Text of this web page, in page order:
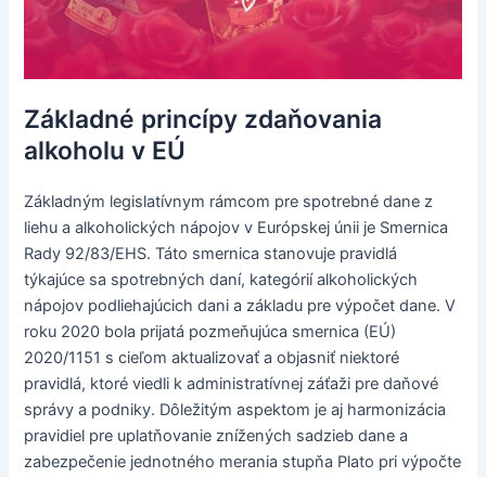
Základné princípy zdaňovania
alkoholu v EÚ
Základným legislatívnym rámcom pre spotrebné dane z
liehu a alkoholických nápojov v Európskej únii je Smernica
Rady 92/83/EHS. Táto smernica stanovuje pravidlá
týkajúce sa spotrebných daní, kategórií alkoholických
nápojov podliehajúcich dani a základu pre výpočet dane. V
roku 2020 bola prijatá pozmeňujúca smernica (EÚ)
2020/1151 s cieľom aktualizovať a objasniť niektoré
pravidlá, ktoré viedli k administratívnej záťaži pre daňové
správy a podniky. Dôležitým aspektom je aj harmonizácia
pravidiel pre uplatňovanie znížených sadzieb dane a
zabezpečenie jednotného merania stupňa Plato pri výpočte